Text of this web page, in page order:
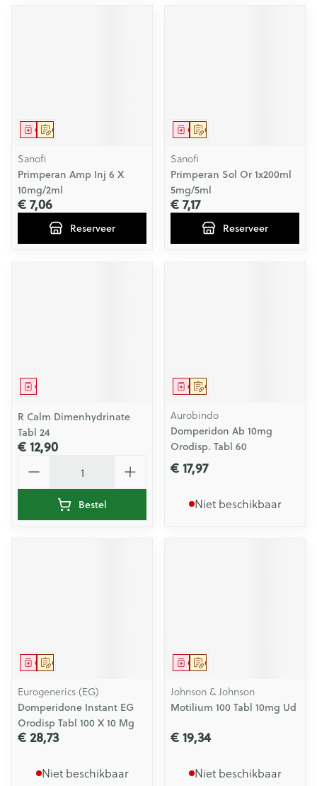
Op voorschrift
Geneesmiddel
Sanofi
Primperan Amp Inj 6 X
10mg/2ml
€ 7,06
Reserveer
Op voorschrift
Geneesmiddel
Sanofi
Primperan Sol Or 1x200ml
5mg/5ml
€ 7,17
Reserveer
Geneesmiddel
R Calm Dimenhydrinate
Tabl 24
€ 12,90
Bestel
Op voorschrift
Geneesmiddel
Aurobindo
Domperidon Ab 10mg
Orodisp. Tabl 60
€ 17,97
Niet beschikbaar
Op voorschrift
Geneesmiddel
Eurogenerics (EG)
Domperidone Instant EG
Orodisp Tabl 100 X 10 Mg
€ 28,73
Niet beschikbaar
Op voorschrift
Geneesmiddel
Johnson & Johnson
Motilium 100 Tabl 10mg Ud
€ 19,34
Niet beschikbaar